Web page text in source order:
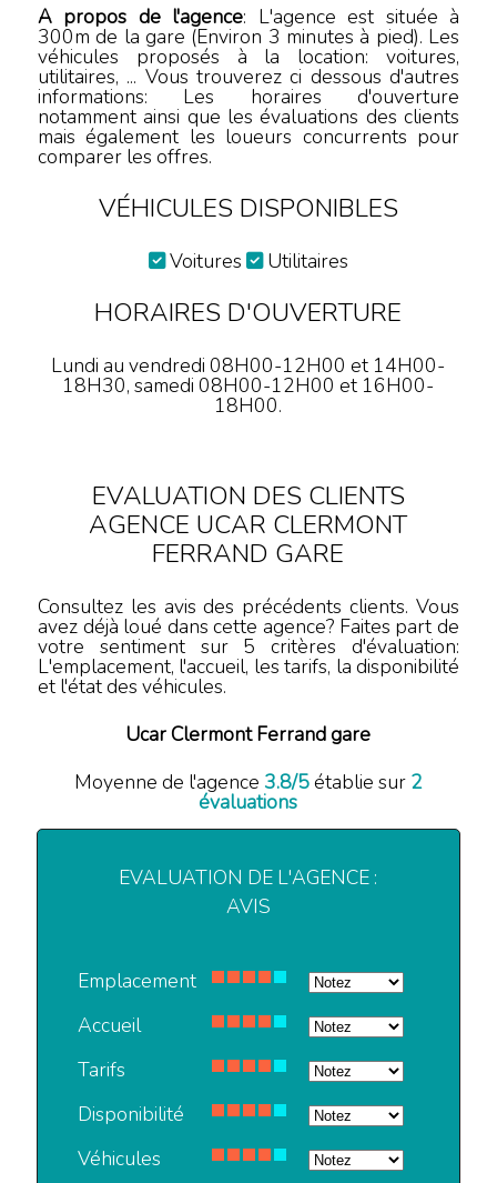
A propos de l'agence: L'agence est située à
300m de la gare (Environ 3 minutes à pied). Les
véhicules proposés à la location: voitures,
utilitaires, ... Vous trouverez ci dessous d'autres
informations: Les horaires d'ouverture
notamment ainsi que les évaluations des clients
mais également les loueurs concurrents pour
comparer les offres.
VÉHICULES DISPONIBLES
Voitures Utilitaires
HORAIRES D'OUVERTURE
Lundi au vendredi 08H00-12H00 et 14H00-
18H30, samedi 08H00-12H00 et 16H00-
18H00.
EVALUATION DES CLIENTS
AGENCE UCAR CLERMONT
FERRAND GARE
Consultez les avis des précédents clients. Vous
avez déjà loué dans cette agence? Faites part de
votre sentiment sur 5 critères d'évaluation:
L'emplacement, l'accueil, les tarifs, la disponibilité
et l'état des véhicules.
Ucar Clermont Ferrand gare
Moyenne de l'agence 3.8/5établie sur 2
évaluations
EVALUATION DE L'AGENCE :
AVIS
Emplacement
Accueil
Tarifs
Disponibilité
Véhicules